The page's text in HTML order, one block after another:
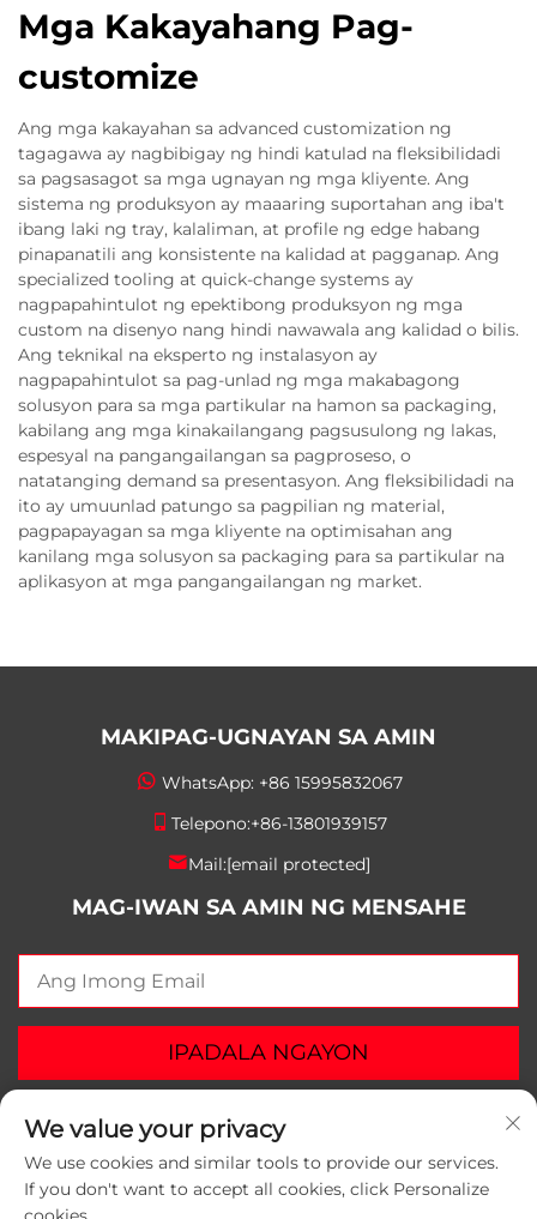
Mga Kakayahang Pag-
customize
Ang mga kakayahan sa advanced customization ng
tagagawa ay nagbibigay ng hindi katulad na fleksibilidadi
sa pagsasagot sa mga ugnayan ng mga kliyente. Ang
sistema ng produksyon ay maaaring suportahan ang iba't
ibang laki ng tray, kalaliman, at profile ng edge habang
pinapanatili ang konsistente na kalidad at pagganap. Ang
specialized tooling at quick-change systems ay
nagpapahintulot ng epektibong produksyon ng mga
custom na disenyo nang hindi nawawala ang kalidad o bilis.
Ang teknikal na eksperto ng instalasyon ay
nagpapahintulot sa pag-unlad ng mga makabagong
solusyon para sa mga partikular na hamon sa packaging,
kabilang ang mga kinakailangang pagsusulong ng lakas,
espesyal na pangangailangan sa pagproseso, o
natatanging demand sa presentasyon. Ang fleksibilidadi na
ito ay umuunlad patungo sa pagpilian ng material,
pagpapayagan sa mga kliyente na optimisahan ang
kanilang mga solusyon sa packaging para sa partikular na
aplikasyon at mga pangangailangan ng market.
MAKIPAG-UGNAYAN SA AMIN
WhatsApp: +86 15995832067
Telepono:+86-13801939157
Mail:[email protected]
MAG-IWAN SA AMIN NG MENSAHE
IPADALA NGAYON
Copyright © 2025 Suzhou Yunlei Packaging Materials
We value your privacy
We use cookies and similar tools to provide our services.
If you don't want to accept all cookies, click Personalize